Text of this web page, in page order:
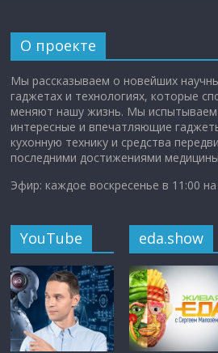
О проекте
Мы рассказываем о новейших
гаджетах и технологиях, которые
меняют нашу жизнь. Мы
интересные и впечатляющие
кухонную технику и средства
последними достижениями
Эфир: каждое воскресенье в 11:00
YouTube eda.show